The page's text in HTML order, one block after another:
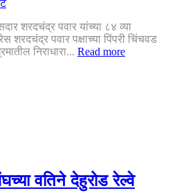
शरदचंद्र पवार यांच्या ८४ व्या
शरदचंद्र पवार पक्षाच्या पिंपरी चिंचवड
निराधारा... Read more
वतिने देहुरोड रेल्वे